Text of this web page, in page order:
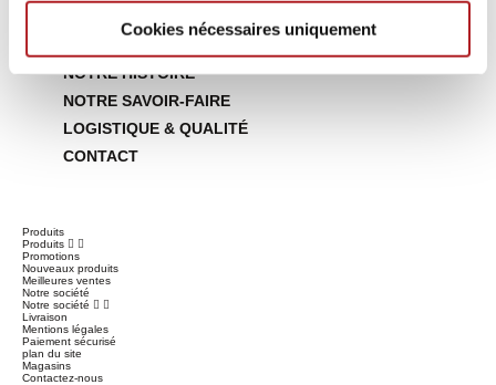
Cookies nécessaires uniquement
ACTUALITÉS & RECETTES
NOTRE HISTOIRE
NOTRE SAVOIR-FAIRE
LOGISTIQUE & QUALITÉ
CONTACT
Produits
Produits  
Promotions
Nouveaux produits
Meilleures ventes
Notre société
Notre société  
Livraison
Mentions légales
Paiement sécurisé
plan du site
Magasins
Contactez-nous